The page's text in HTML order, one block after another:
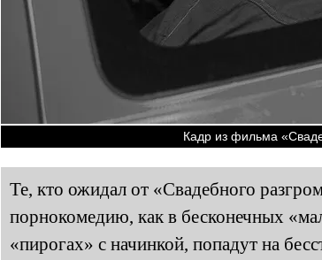
Кадр из фильма
Те, кто ожидал от «Свадебного
порнокомедию, как в бесконечных
«пирогах» с начинкой, попадут на